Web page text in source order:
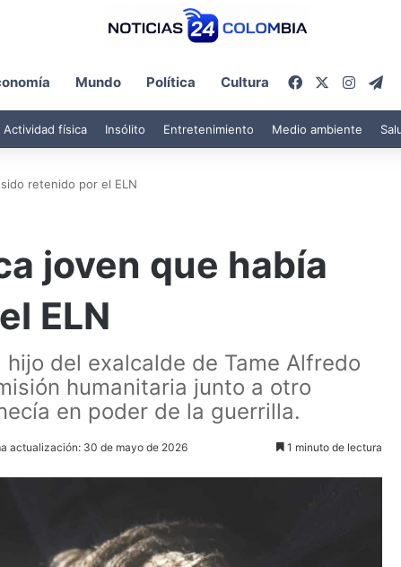
Mundo Política Cultura Facebook
Actividad física Insólito Entretenimiento Medio ambiente
retenido por el ELN
joven que había
ELN
del exalcalde de Tame Alfredo
humanitaria junto a otro
en poder de la guerrilla.
actualización: 30 de mayo de 2026 1 minuto de lectura